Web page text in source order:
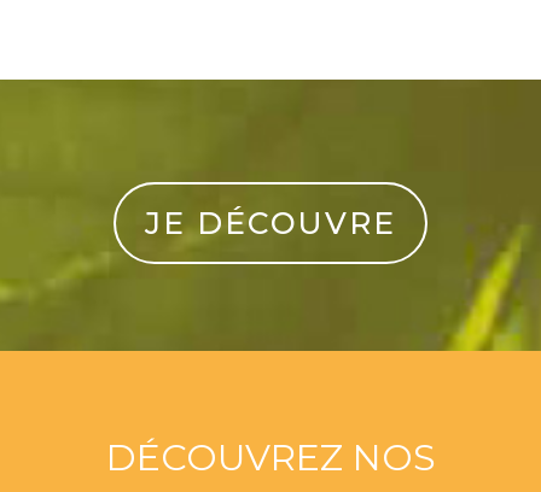
JE DÉCOUVRE
DÉCOUVREZ NOS